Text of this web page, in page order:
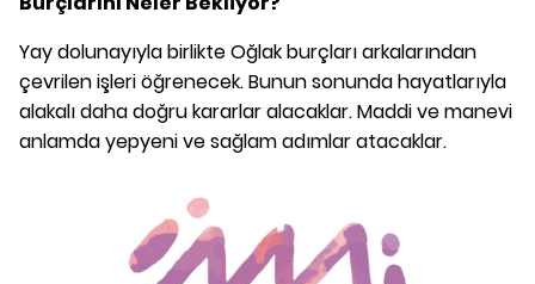
Yay dolunayıyla birlikte Oğlak burçları arkalarından
çevrilen işleri öğrenecek. Bunun sonunda hayatlarıyla
alakalı daha doğru kararlar alacaklar. Maddi ve manevi
anlamda yepyeni ve sağlam adımlar atacaklar.